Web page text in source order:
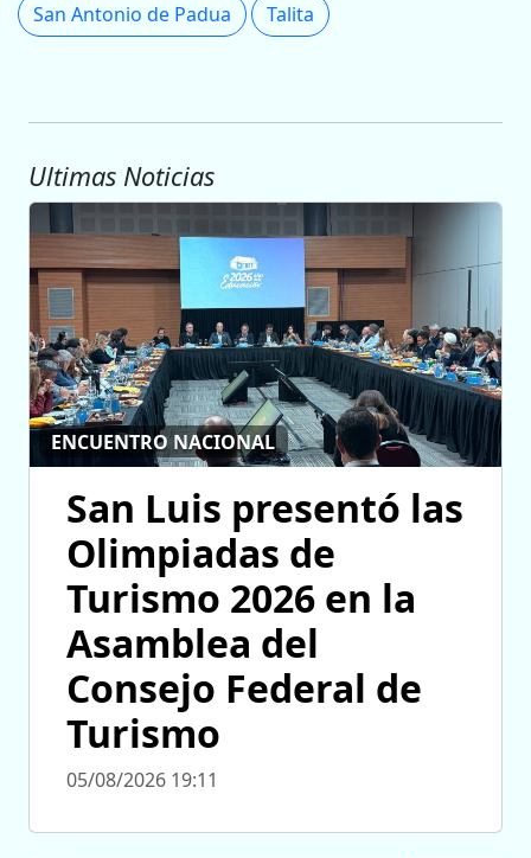
San Antonio de Padua Talita
Ultimas Noticias
ENCUENTRO NACIONAL
San Luis presentó las
Olimpiadas de
Turismo 2026 en la
Asamblea del
Consejo Federal de
Turismo
05/08/2026 19:11